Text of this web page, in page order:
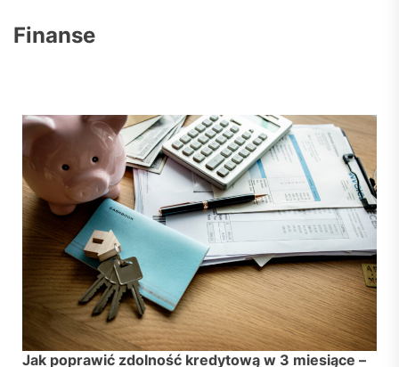
Finanse
Jak poprawić zdolność kredytową w 3 miesiące –